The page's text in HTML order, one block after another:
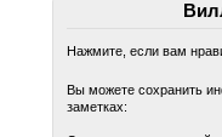
Нажмите, если вам
Вы можете сохранить
заметках: